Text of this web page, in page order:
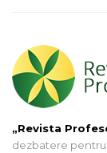
„Revista
dezbatere